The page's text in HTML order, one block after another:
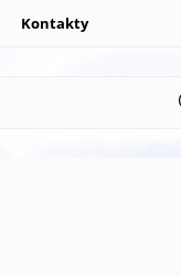
Kontakty